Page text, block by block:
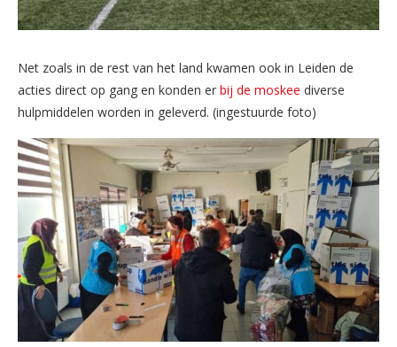
Net zoals in de rest van het land kwamen ook in Leiden de
acties direct op gang en konden er bij de moskee diverse
hulpmiddelen worden in geleverd. (ingestuurde foto)